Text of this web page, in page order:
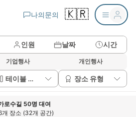
나의문의 🇰🇷
인원 날짜 시간
기업행사 개인행사
테이블 배치 장소 유형
로수길 50명 대여
개 장소 (32개 공간)